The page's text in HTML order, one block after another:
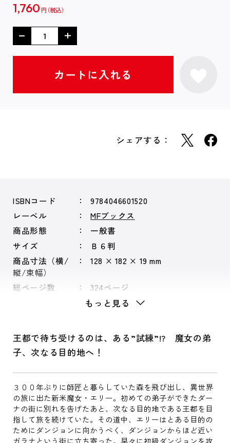
1,760 円
シェアする：
ISBNコード
9784046601520
レーベル
MFブックス
商品形態
一般書
サイズ
Ｂ６判
商品寸法（横/
縦/束幅）
128 × 182 × 19 mm
総ページ数 324ページ
もっと見る
王都で待ち受けるのは、ある”試練”!? 魔女の弟
子、次なる目的地へ！
３００年ぶりに師匠と暮らしていた森を飛び出し、異世界
の旅に出た新米魔女・エリー。初めての弟子ができたダー
ナの街に別れを告げたあと、次なる目的地である王都を目
指して旅を続けていた。その道中、エリーはとある目的の
ためにダンジョンに向かうべく、ダンジョンからほど近い